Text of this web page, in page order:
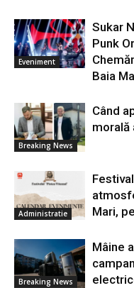
Eveniment
Sukar
Punk
Baia
Breaking News
Când
morală
Administratie
Mari,
Breaking News
Mâine